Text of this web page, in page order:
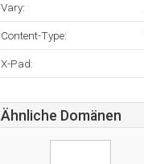
Vary:
Content-Type:
X-Pad:
Ähnliche Domänen